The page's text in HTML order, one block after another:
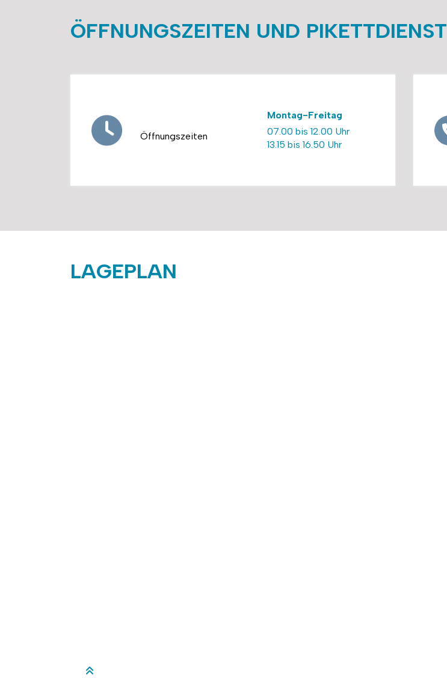
ÖFFNUNGSZEITEN UND PIKETTDIENST
Öffnungszeiten
Montag-Freitag
07.00 bis 12.00 Uhr
13.15 bis 16.50 Uhr
LAGEPLAN